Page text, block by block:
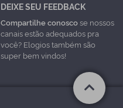
DEIXE SEU FEEDBACK
Compartilhe conoscose nossos
canais estão adequados pra
você? Elogios também são
super bem vindos!